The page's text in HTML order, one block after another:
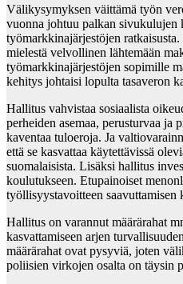
Välikysymyksen väittämä työn
vuonna johtuu palkan sivukulujen
työmarkkinajärjestöjen
mielestä velvollinen lähtemään
työmarkkinajärjestöjen sopimille
kehitys johtaisi lopulta tasaveron
Hallitus vahvistaa sosiaalista
perheiden asemaa, perusturvaa ja
kaventaa tuloeroja. Ja
että se kasvattaa käytettävissä
suomalaisista. Lisäksi hallitus
koulutukseen. Etupainoiset
työllisyystavoitteen saavuttamisen
Hallitus on varannut määrärahat
kasvattamiseen arjen
määrärahat ovat pysyviä, joten
poliisien virkojen osalta on täysin